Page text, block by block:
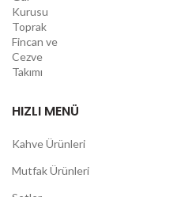
HIZLI MENÜ
Kahve Ürünleri
Mutfak Ürünleri